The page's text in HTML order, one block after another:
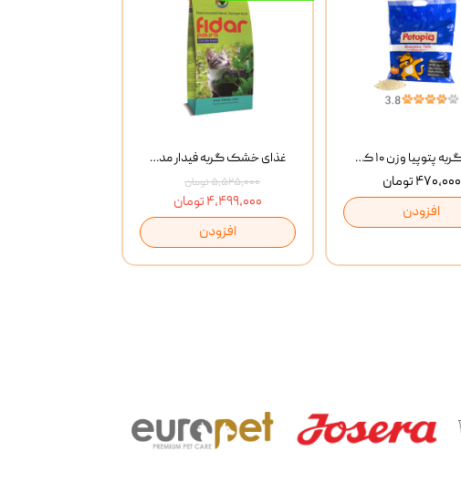
غذای خشک گربه فیدار مدل Adult وزن 10 کیلوگرم
۵,۵۲۵,۰۰۰ تومان
۴,۴۹۹,۰۰۰ تومان
افزودن
خاک گربه پتوپیا وزن ۱۰ کیلوگرم
۴۷۰,۰۰۰ تومان
افزودن